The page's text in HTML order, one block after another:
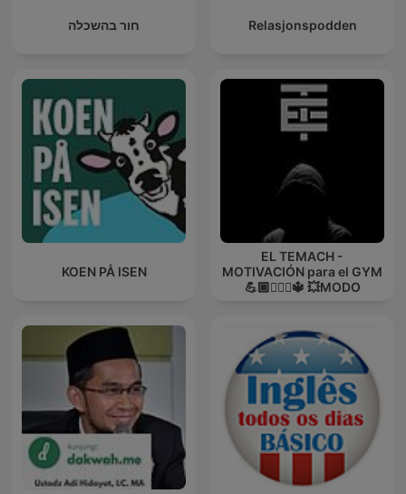
Relasjonspodden חור בהשכלה
EL TEMACH -
MOTIVACIÓN para el GYM
💪🏼🏋🏻‍♀🔱 💥MODO
KOEN PÅ ISEN